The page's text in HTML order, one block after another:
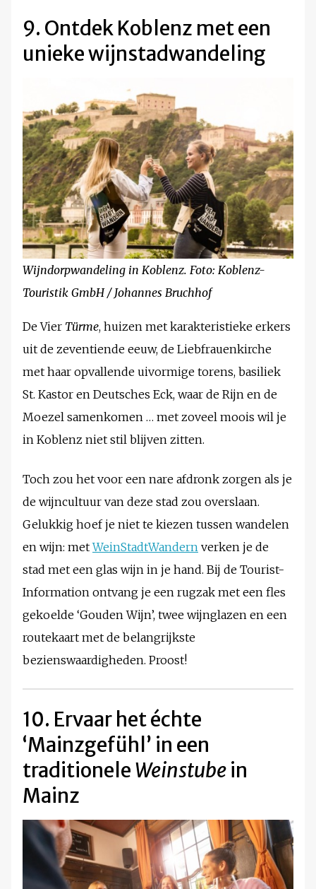
9. Ontdek Koblenz met een
unieke wijnstadwandeling
Wijndorpwandeling in Koblenz. Foto: Koblenz-
Touristik GmbH / Johannes Bruchhof
De Vier Türme, huizen met karakteristieke erkers
uit de zeventiende eeuw, de Liebfrauenkirche
met haar opvallende uivormige torens, basiliek
St. Kastor en Deutsches Eck, waar de Rijn en de
Moezel samenkomen … met zoveel moois wil je
in Koblenz niet stil blijven zitten.
Toch zou het voor een nare afdronk zorgen als je
de wijncultuur van deze stad zou overslaan.
Gelukkig hoef je niet te kiezen tussen wandelen
en wijn: metWeinStadtWandern verken je de
stad met een glas wijn in je hand. Bij de Tourist-
Information ontvang je een rugzak met een fles
gekoelde ‘Gouden Wijn’, twee wijnglazen en een
routekaart met de belangrijkste
bezienswaardigheden. Proost!
10. Ervaar het échte
‘Mainzgefühl’ in een
traditioneleWeinstubein
Mainz